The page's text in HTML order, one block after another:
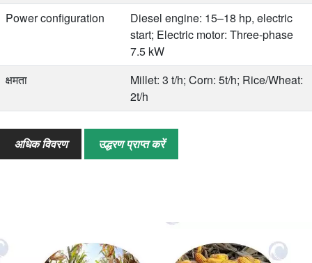
Power configuration
Diesel engine: 15–18 hp, electric
start; Electric motor: Three-phase
7.5 kW
क्षमता
Millet: 3 t/h; Corn: 5t/h; Rice/Wheat:
2t/h
अनुप्रयोग
Corn, millet, sorghum, soybean,
rice, wheat, etc.
अधिक विवरण उद्धरण प्राप्त करें